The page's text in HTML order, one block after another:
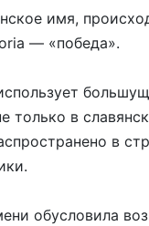
имя,
— «победа».
только в
в
обусловила